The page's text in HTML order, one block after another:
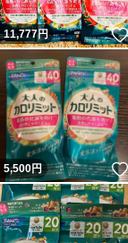
11,777円
5,500円